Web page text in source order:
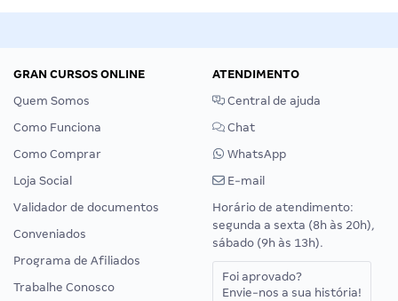
GRAN CURSOS ONLINE
Quem Somos
Como Funciona
Como Comprar
Loja Social
Validador de documentos
Conveniados
Programa de Afiliados
Trabalhe Conosco
ATENDIMENTO
Central de ajuda
Chat
WhatsApp
E-mail
Horário de atendimento:
segunda a sexta (8h às 20h),
sábado (9h às 13h).
Foi aprovado?
Envie-nos a sua história!